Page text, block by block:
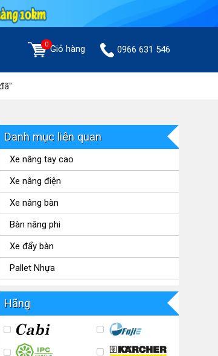
0 Giỏ hàng 0966 631 546
Danh mục liên quan
Xe nâng tay cao
Xe nâng điện
Xe nâng bàn
Bàn nâng phi
Xe đẩy bàn
Pallet Nhựa
Hãng